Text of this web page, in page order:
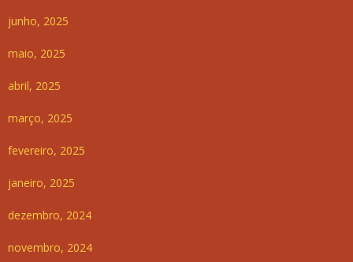
junho, 2025
maio, 2025
abril, 2025
março, 2025
fevereiro, 2025
janeiro, 2025
dezembro, 2024
novembro, 2024